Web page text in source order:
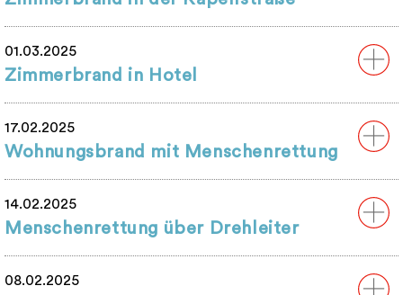
01.03.2025
Zimmerbrand in Hotel
17.02.2025
Wohnungsbrand mit Menschenrettung
14.02.2025
Menschenrettung über Drehleiter
08.02.2025